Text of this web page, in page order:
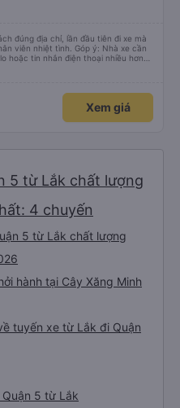
đúng địa chỉ, lần đầu tiên đi xe mà
viên nhiệt tình. Góp ý: Nhà xe cần
hoặc tin nhắn điện thoại nhiều hơn
khách đặt vé qua App. Chân thành
Xem giá
5 từ Lắk chất lượng
4 chuyến
5 từ Lắk chất lượng
hành tại Cây Xăng Minh
tuyến xe từ Lắk đi Quận
5 từ Lắk